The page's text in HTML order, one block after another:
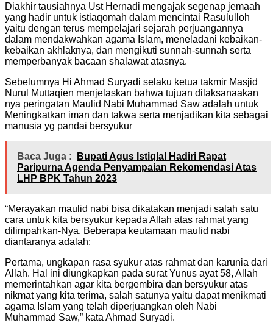
Diakhir tausiahnya Ust Hernadi mengajak segenap jemaah
yang hadir untuk istiaqomah dalam mencintai Rasululloh
yaitu dengan terus mempelajari sejarah perjuangannya
dalam mendakwahkan agama Islam, meneladani kebaikan-
kebaikan akhlaknya, dan mengikuti sunnah-sunnah serta
memperbanyak bacaan shalawat atasnya.
Sebelumnya Hi Ahmad Suryadi selaku ketua takmir Masjid
Nurul Muttaqien menjelaskan bahwa tujuan dilaksanaakan
nya peringatan Maulid Nabi Muhammad Saw adalah untuk
Meningkatkan iman dan takwa serta menjadikan kita sebagai
manusia yg pandai bersyukur
Baca Juga :
Bupati Agus Istiqlal Hadiri Rapat
Paripurna Agenda Penyampaian Rekomendasi Atas
LHP BPK Tahun 2023
“Merayakan maulid nabi bisa dikatakan menjadi salah satu
cara untuk kita bersyukur kepada Allah atas rahmat yang
dilimpahkan-Nya. Beberapa keutamaan maulid nabi
diantaranya adalah:
Pertama, ungkapan rasa syukur atas rahmat dan karunia dari
Allah. Hal ini diungkapkan pada surat Yunus ayat 58, Allah
memerintahkan agar kita bergembira dan bersyukur atas
nikmat yang kita terima, salah satunya yaitu dapat menikmati
agama Islam yang telah diperjuangkan oleh Nabi
Muhammad Saw,” kata Ahmad Suryadi.